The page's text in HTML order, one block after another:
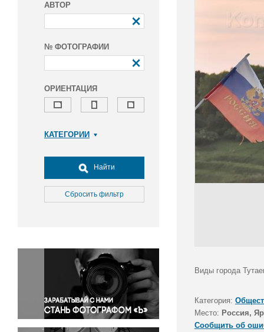
АВТОР
№ ФОТОГРАФИИ
ОРИЕНТАЦИЯ
КАТЕГОРИИ
Досуг, туризм и отдых
Культура
Медицина
Окружающая среда
Политика
Правосудие
Происшествия и конфликты
Религия
Светская жизнь
Найти
Сбросить фильтр
Виды города
Категория:
Место: Россия,
Сообщить об